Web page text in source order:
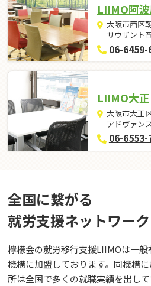
LIIMO阿波
大阪市西区
サウザント
06-6459-
LIIMO大正
大阪市大正
アドヴァン
06-6553-
全国に繋がる
就労⽀援ネットワーク
檸檬会の就労移行支援LIIMOは一
機構に加盟しております。同機構
所は全国で多くの就職実績を出し